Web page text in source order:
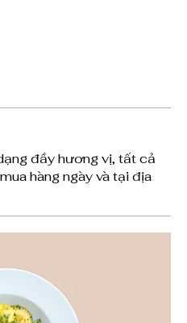
đầy hương vị, tất cả
hàng ngày và tại địa